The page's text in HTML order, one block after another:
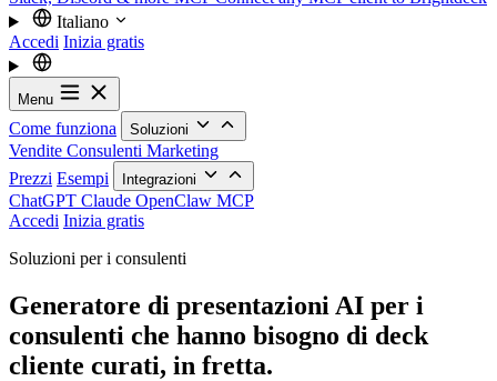
Italiano
Accedi Inizia gratis
Menu
Come funziona Soluzioni
Vendite Consulenti Marketing
Prezzi Esempi Integrazioni
ChatGPT Claude OpenClaw MCP
Accedi Inizia gratis
Soluzioni per i consulenti
Generatore di presentazioni AI per i
consulenti che hanno bisogno di deck
cliente curati, in fretta.